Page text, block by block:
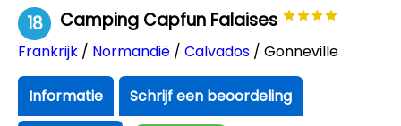
18 Camping Capfun Falaises
Frankrijk / Normandië / Calvados / Gonneville
Informatie Schrijf een beoordeling